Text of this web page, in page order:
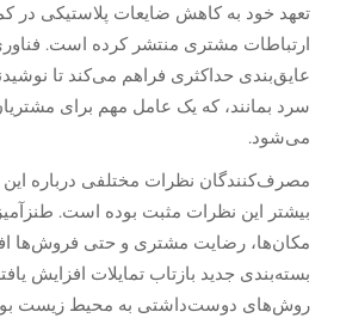
تعهد خود به کاهش ضایعات پلاستیکی در
ارتباطات مشتری منتشر کرده است.
عایق‌بندی حداکثری فراهم می‌کند تا
سرد بمانند، که یک عامل مهم برای
می‌شود.
مصرف‌کنندگان نظرات مختلفی درباره این
بیشتر این نظرات مثبت بوده است.
مکان‌ها، رضایت مشتری و حتی فروش‌ها
بسته‌بندی جدید بازتاب تمایلات افزایش
روش‌های دوست‌داشتی به محیط زیست